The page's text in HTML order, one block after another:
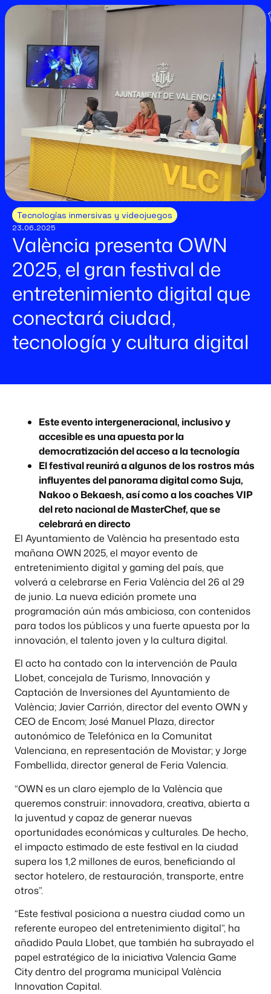
Tecnologías inmersivas y videojuegos
23.06.2025
València presenta OWN
2025, el gran festival de
entretenimiento digital que
conectará ciudad,
tecnología y cultura digital
Este evento intergeneracional, inclusivo y
accesible es una apuesta por la
democratización del acceso a la tecnología
El festival reunirá a algunos de los rostros más
influyentes del panorama digital como Suja,
Nakoo o Bekaesh, así como a los coaches VIP
del reto nacional de MasterChef, que se
celebrará en directo
El Ayuntamiento de València ha presentado esta
mañana OWN 2025, el mayor evento de
entretenimiento digital y gaming del país, que
volverá a celebrarse en Feria València del 26 al 29
de junio. La nueva edición promete una
programación aún más ambiciosa, con contenidos
para todos los públicos y una fuerte apuesta por la
innovación, el talento joven y la cultura digital.
El acto ha contado con la intervención de Paula
Llobet, concejala de Turismo, Innovación y
Captación de Inversiones del Ayuntamiento de
València; Javier Carrión, director del evento OWN y
CEO de Encom; José Manuel Plaza, director
autonómico de Telefónica en la Comunitat
Valenciana, en representación de Movistar; y Jorge
Fombellida, director general de Feria Valencia.
“OWN es un claro ejemplo de la València que
queremos construir: innovadora, creativa, abierta a
la juventud y capaz de generar nuevas
oportunidades económicas y culturales. De hecho,
el impacto estimado de este festival en la ciudad
supera los 1,2 millones de euros, beneficiando al
sector hotelero, de restauración, transporte, entre
otros”.
“Este festival posiciona a nuestra ciudad como un
referente europeo del entretenimiento digital”, ha
añadido Paula Llobet, que también ha subrayado el
papel estratégico de la iniciativa Valencia Game
City dentro del programa municipal València
Innovation Capital.